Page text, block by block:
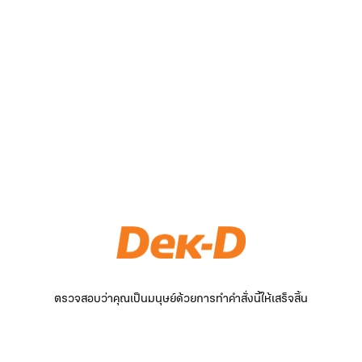
ตรวจสอบว่าคุณเป็นมนุษย์ด้วยการทำคำสั่งนี้ให้เสร็จสิ้น